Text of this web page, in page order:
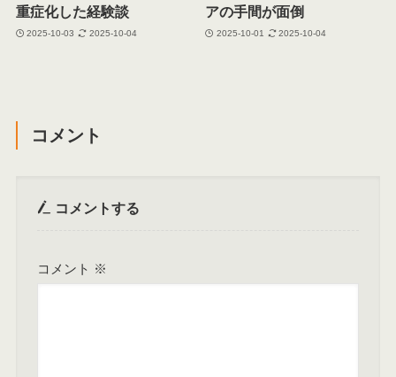
重症化した経験談
2025-10-03 2025-10-04
アの手間が面倒
2025-10-01 2025-10-04
コメント
コメントする
コメント ※